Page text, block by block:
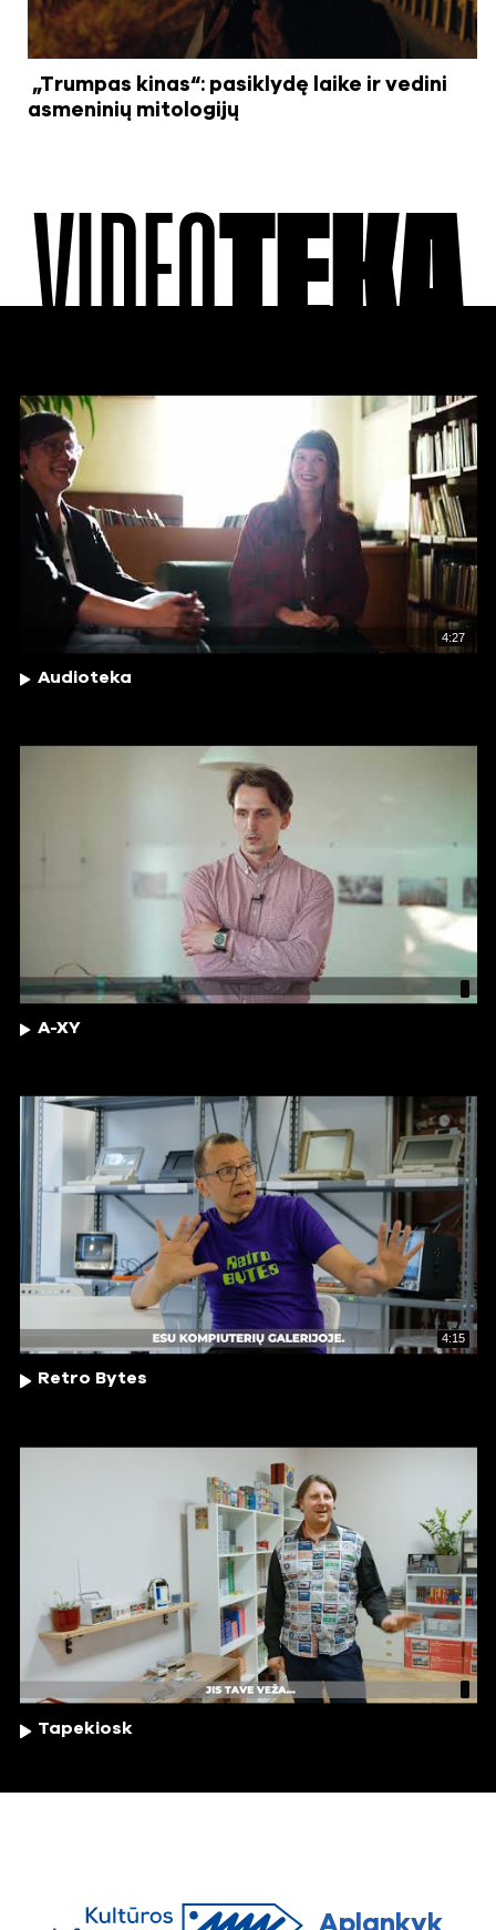
„Trumpas kinas“: pasiklydę laike ir vedini
asmeninių mitologijų
VIDEOTEKA
4:27
Audioteka
A-XY
4:15
Retro Bytes
Tapekiosk